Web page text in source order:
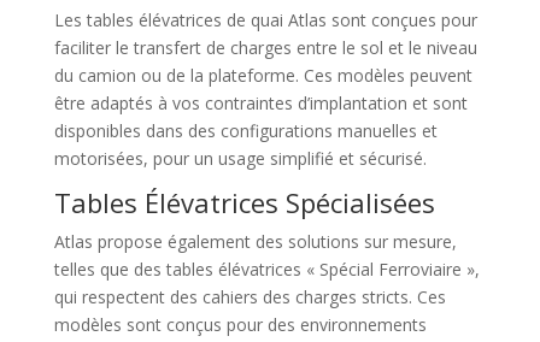
Les tables élévatrices de quai Atlas sont conçues pour
faciliter le transfert de charges entre le sol et le niveau
du camion ou de la plateforme. Ces modèles peuvent
être adaptés à vos contraintes d’implantation et sont
disponibles dans des configurations manuelles et
motorisées, pour un usage simplifié et sécurisé.
Tables Élévatrices Spécialisées
Atlas propose également des solutions sur mesure,
telles que des tables élévatrices « Spécial Ferroviaire »,
qui respectent des cahiers des charges stricts. Ces
modèles sont conçus pour des environnements